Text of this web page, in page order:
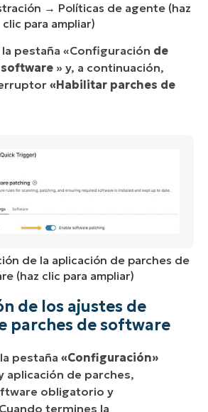
→ Políticas de agente (haz
clic para ampliar)
la pestaña «Configuración de
» y, a continuación,
«Habilitar parches de
de la aplicación de parches de
(haz clic para ampliar)
de los ajustes de
parches de software
pestaña «Configuración»
aplicación de parches,
obligatorio y
termines la